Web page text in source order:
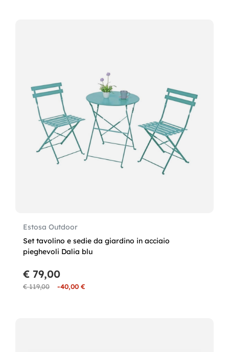
Estosa Outdoor
Set tavolino e sedie da giardino in acciaio
pieghevoli Dalia blu
€ 119,00 -40,00 €
€ 79,00